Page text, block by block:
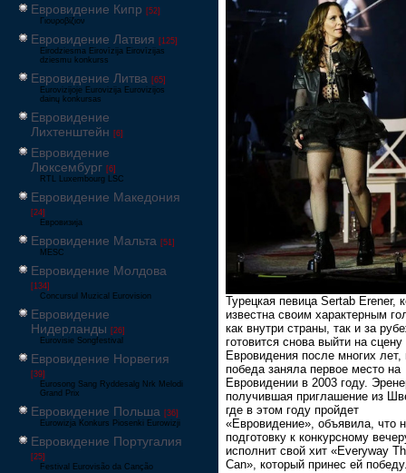
Евровидение Кипр [52]
Γιουροβίζιον
Евровидение Латвия [125]
Eirodziesma Eirovīzija Eirovīzijas
dziesmu konkurss
Евровидение Литва [65]
Eurovizijoje Eurovizija Eurovizijos
dainų konkursas
Евровидение
Лихтенштейн [6]
Евровидение
Люксембург [6]
RTL Luxembourg LSC
Евровидение Македония
[24]
Евровизија
Евровидение Мальта [51]
MESC
Евровидение Молдова
[134]
Concursul Muzical Eurovision
Евровидение
Нидерланды [26]
Eurovisie Songfestival
Евровидение Норвегия
[39]
Eurosong Sang Ryddesalg Nrk Melodi
Grand Prix
Евровидение Польша [36]
Eurowizja Konkurs Piosenki Eurowizji
Евровидение Португалия
[25]
Festival Eurovisão da Canção
Турецкая певица Sertab Erener,
известна своим характерным
как внутри страны, так и за
готовится снова выйти на сцену
Евровидения после многих лет,
победа заняла первое место на
Евровидении в 2003 году.
получившая приглашение из
где в этом году пройдет
«Евровидение», объявила, что
подготовку к конкурсному
исполнит свой хит «Everyway
Can», который принес ей